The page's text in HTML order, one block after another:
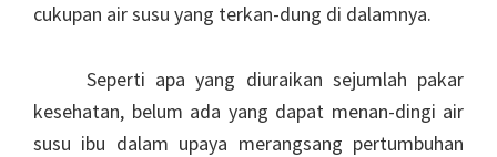
cukupan air susu yang terkan-dung di dalamnya.
Seperti apa yang diuraikan sejumlah pakar
kesehatan, belum ada yang dapat menan-dingi air
susu ibu dalam upaya merangsang pertumbuhan